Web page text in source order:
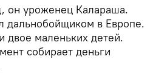
он уроженец Калараша.
дальнобойщиком в Европе.
двое маленьких детей.
собирает деньги